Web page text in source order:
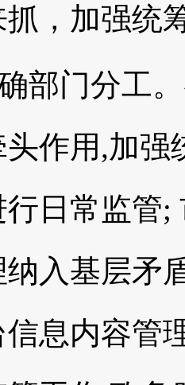
，加强统
门分工。
作用,加强
日常监管
入基层矛
息内容管